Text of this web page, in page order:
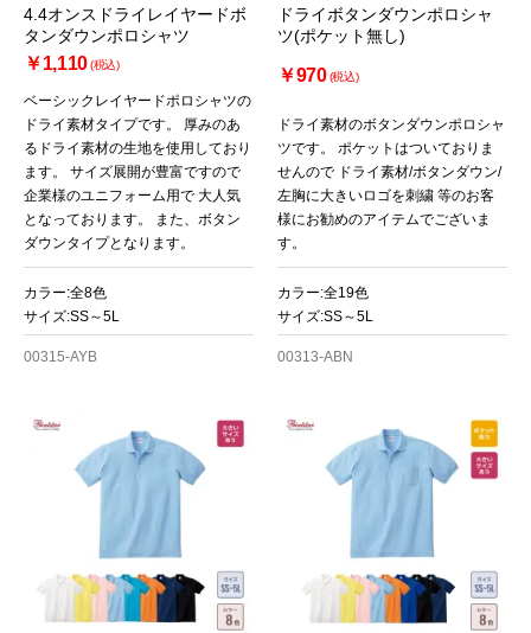
4.4オンスドライレイヤードボ
タンダウンポロシャツ
￥1,110(税込)
ベーシックレイヤードポロシャツの
ドライ素材タイプです。 厚みのあ
るドライ素材の生地を使用しており
ます。 サイズ展開が豊富ですので
企業様のユニフォーム用で 大人気
となっております。 また、ボタン
ダウンタイプとなります。
カラー:全8色
サイズ:SS～5L
00315-AYB
ドライボタンダウンポロシャ
ツ(ポケット無し)
￥970 (税込)
ドライ素材のボタンダウンポロシャ
ツです。 ポケットはついておりま
せんので ドライ素材/ボタンダウン/
左胸に大きいロゴを刺繍 等のお客
様にお勧めのアイテムでございま
す。
カラー:全19色
サイズ:SS～5L
00313-ABN